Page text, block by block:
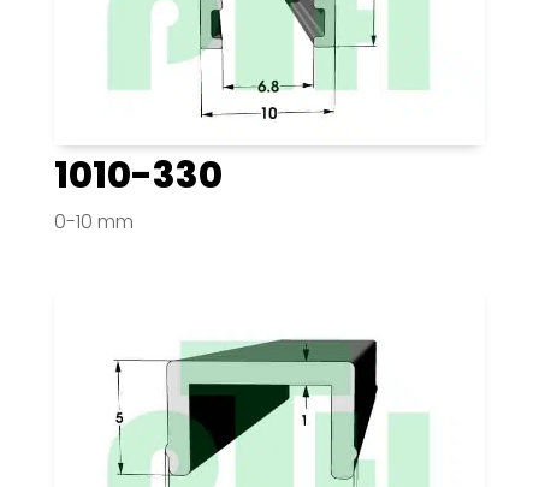
1010-330
0-10 mm